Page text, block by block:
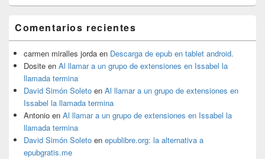
Comentarios recientes
carmen miralles jorda en Descarga de epub en tablet android.
Dosite en Al llamar a un grupo de extensiones en Issabel la
llamada termina
David Simón Soleto en Al llamar a un grupo de extensiones en
Issabel la llamada termina
Antonio en Al llamar a un grupo de extensiones en Issabel la
llamada termina
David Simón Soleto en epublibre.org: la alternativa a
epubgratis.me